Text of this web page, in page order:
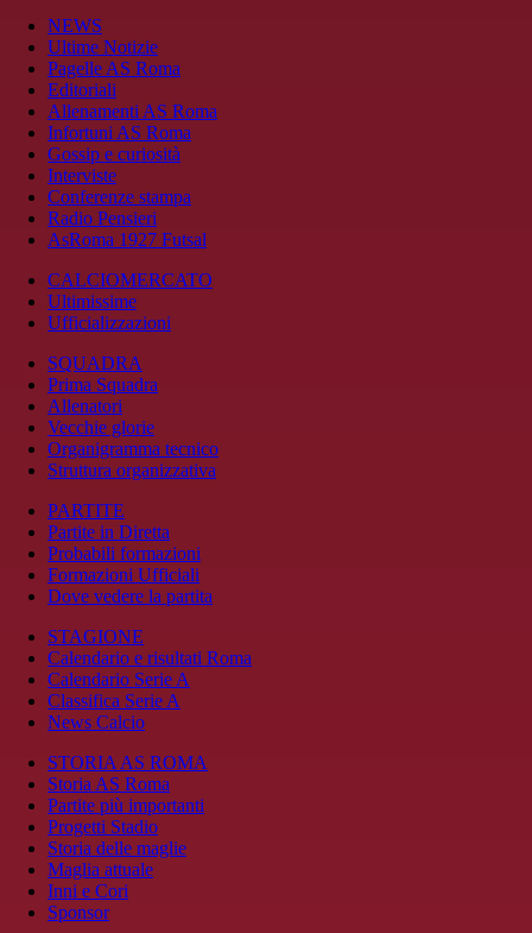
NEWS
Ultime Notizie
Pagelle AS Roma
Editoriali
Allenamenti AS Roma
Infortuni AS Roma
Gossip e curiosità
Interviste
Conferenze stampa
Radio Pensieri
AsRoma 1927 Futsal
CALCIOMERCATO
Ultimissime
Ufficializzazioni
SQUADRA
Prima Squadra
Allenatori
Vecchie glorie
Organigramma tecnico
Struttura organizzativa
PARTITE
Partite in Diretta
Probabili formazioni
Formazioni Ufficiali
Dove vedere la partita
STAGIONE
Calendario e risultati Roma
Calendario Serie A
Classifica Serie A
News Calcio
STORIA AS ROMA
Storia AS Roma
Partite più importanti
Progetti Stadio
Storia delle maglie
Maglia attuale
Inni e Cori
Sponsor